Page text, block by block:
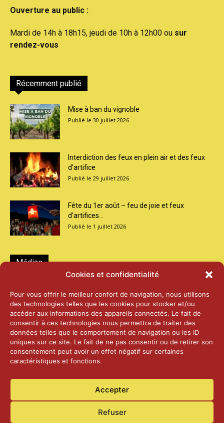
Cookies et confidentialité
Pour vous offrir le meilleur confort de navigation, nous utilisons
des technologies telles que les cookies pour stocker et/ou
accéder aux informations des appareils connectés. Le fait de
consentir à ces technologies nous permettra de traiter des
données telles que le comportement de navigation ou les ID
uniques sur ce site. Le fait de ne pas consentir ou de retirer son
consentement peut avoir un effet négatif sur certaines
caractéristiques et fonctions.
Accepter
Refuser
Ouverture au public :
Mardi de 14h à 18h15, jeudi de 10h à 12h00 ou sur
rendez-vous
Récemment publié
Mise à ban du vignoble
30 juillet 2026
Interdiction des feux en plein air et des feux
d’artifice
29 juillet 2026
Fête du 1er août – feu de joie et feux
d’artifices...
1 juillet 2026
Médias
Maurice
25 juin 2026
2025 – Palais Fédéral – Berne
25 juin 2026
14 janvier 2025